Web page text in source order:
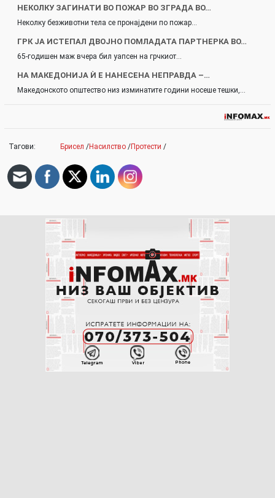
НЕКОЛКУ ЗАГИНАТИ ВО ПОЖАР ВО ЗГРАДА ВО…
Неколку безживотни тела се пронајдени по пожар…
ГРК JA ИСТЕПАЛ ДВОЈНО ПОМЛАДАТА ПАРТНЕРКА ВО…
65-годишен маж вчера бил уапсен на грчкиот…
НА МАКЕДОНИЈА Ѝ Е НАНЕСЕНА НЕПРАВДА –…
Македонското општество низ изминатите години носеше тешки,…
Тагови: Брисел /Насилство /Протести /